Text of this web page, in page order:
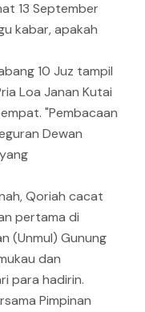
13 September
kabar, apakah
10 Juz tampil
Loa Janan Kutai
"Pembacaan
Dewan
Qoriah cacat
pertama di
(Unmul) Gunung
dan
para hadirin.
Pimpinan